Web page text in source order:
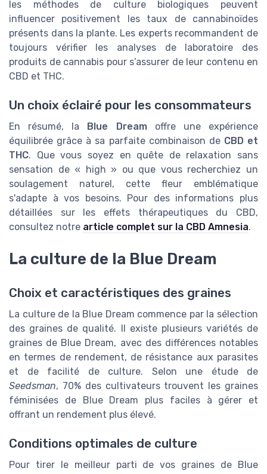
les méthodes de culture biologiques peuvent
influencer positivement les taux de cannabinoïdes
présents dans la plante. Les experts recommandent de
toujours vérifier les analyses de laboratoire des
produits de cannabis pour s’assurer de leur contenu en
CBD et THC.
Un choix éclairé pour les consommateurs
En résumé, la Blue Dreamoffre une expérience
équilibrée grâce à sa parfaite combinaison de CBD et
THC. Que vous soyez en quête de relaxation sans
sensation de « high » ou que vous recherchiez un
soulagement naturel, cette fleur emblématique
s'adapte à vos besoins. Pour des informations plus
détaillées sur les effets thérapeutiques du CBD,
consultez notre article complet sur la CBD Amnesia.
La culture de la Blue Dream
Choix et caractéristiques des graines
La culture de la Blue Dream commence par la sélection
des graines de qualité. Il existe plusieurs variétés de
graines de Blue Dream, avec des différences notables
en termes de rendement, de résistance aux parasites
et de facilité de culture. Selon une étude de
Seedsman, 70% des cultivateurs trouvent les graines
féminisées de Blue Dream plus faciles à gérer et
offrant un rendement plus élevé.
Conditions optimales de culture
Pour tirer le meilleur parti de vos graines de Blue